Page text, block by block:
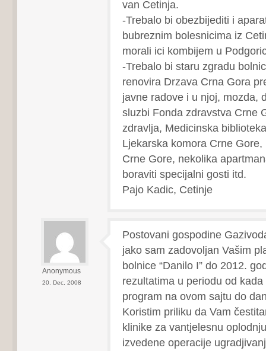
van Cetinja.
-Trebalo bi obezbijediti i
bubreznim bolesnicima iz
morali ici kombijem u
-Trebalo bi staru zgradu
renovira Drzava Crna Gora
javne radove i u njoj, mozda,
sluzbi Fonda zdravstva Crne
zdravlja, Medicinska
Ljekarska komora Crne
Crne Gore, nekolika
boraviti specijalni gosti itd.
Pajo Kadic, Cetinje
Anonymous
20. Dec, 2008
Postovani gospodine
jako sam zadovoljan Vašim
bolnice “Danilo I” do 2012.
rezultatima u periodu od
program na ovom sajtu do
Koristim priliku da Vam
klinike za vantjelesnu
izvedene operacije